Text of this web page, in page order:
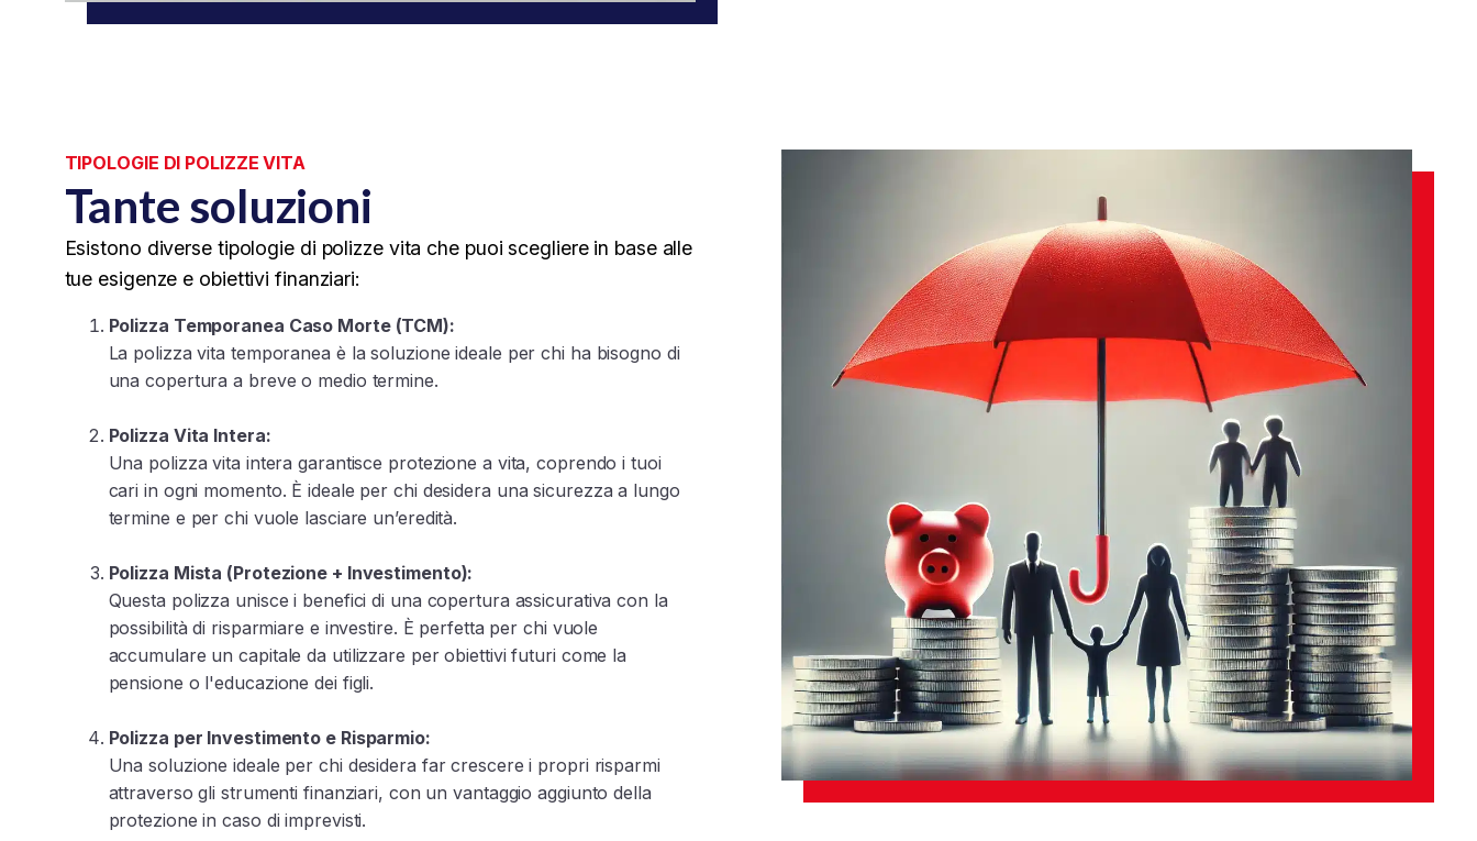
TIPOLOGIE DI POLIZZE VITA
Tante soluzioni
Esistono diverse tipologie di polizze vita che puoi scegliere in base alle
tue esigenze e obiettivi finanziari:
Polizza Temporanea Caso Morte (TCM):
La polizza vita temporanea è la soluzione ideale per chi ha bisogno di
una copertura a breve o medio termine.
Polizza Vita Intera:
Una polizza vita intera garantisce protezione a vita, coprendo i tuoi
cari in ogni momento. È ideale per chi desidera una sicurezza a lungo
termine e per chi vuole lasciare un’eredità.
Polizza Mista (Protezione + Investimento):
Questa polizza unisce i benefici di una copertura assicurativa con la
possibilità di risparmiare e investire. È perfetta per chi vuole
accumulare un capitale da utilizzare per obiettivi futuri come la
pensione o l'educazione dei figli.
Polizza per Investimento e Risparmio:
Una soluzione ideale per chi desidera far crescere i propri risparmi
attraverso gli strumenti finanziari, con un vantaggio aggiunto della
protezione in caso di imprevisti.